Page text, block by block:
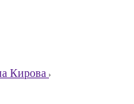
Кирова